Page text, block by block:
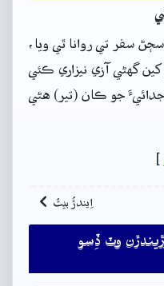
سفر تي روانا ٿي ويا،
گهڻي آزي نيزاري ڪئي
جدائيءَ جو ڪان (تير) هڻي
]
اِيندڙُ بيتُ
وٽ ڏِسو